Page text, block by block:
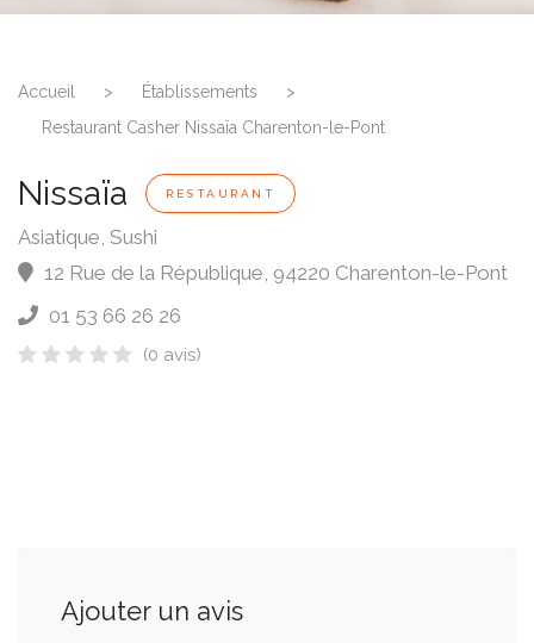
Accueil > Établissements
>
Restaurant Casher Nissaïa Charenton-le-Pont
Nissaïa RESTAURANT
Asiatique, Sushi
12 Rue de la République, 94220 Charenton-le-Pont
01 53 66 26 26
(0 avis)
Ajouter un avis